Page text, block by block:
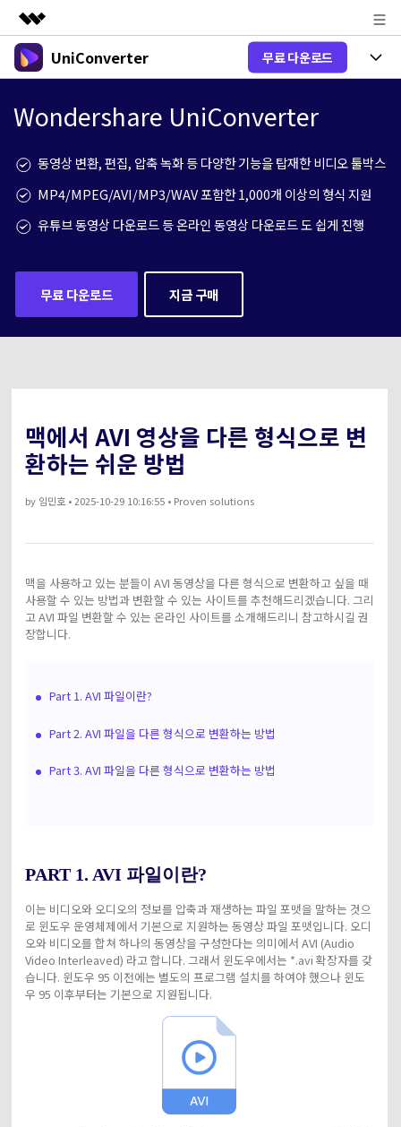
주요 제품
유틸리티
솔루션
뉴스룸
플랜 및 가격
UniConverter 무료 다운로드
유니컨버터-맥 버전
음성 텍스트 변환
음성/동영상을 텍스트로 빠르고 정확
하게 변환하세요.
동영상 변환
업그레이드된 뛰어난 지능형 변환 프로
그램을 경험해 보세요.
AI 기능
비디오/오디오
온라인 도구
오디오 변환
New
온라인 영상 편집기
온라인 사진 편집기
V17 업그레이드
블로그
동영상 자르기
Hot
DVD / CD 사용자
소셜 미디어 사용자
더 많은 솔루션 알아보기
도움
Wondershare UniConverter를 어떻게 사용하나요?
고객센터
UniConverter 사용에 필요한 모든 정보 및 문제 해결.
새로운 정보
UniConverter 각 버전의 최신 업데이트 정보를 알아보세요.
구매하기 온라인으로 시작하기
로그인
search
Wondershare UniConverter
동영상 변환, 편집, 압축 녹화 등 다양한 기능을 탑재한 비디오 툴박스
MP4/MPEG/AVI/MP3/WAV 포함한 1,000개 이상의 형식 지원
유튜브 동영상 다운로드 등 온라인 동영상 다운로드 도 쉽게 진행
무료 다운로드 지금 구매
맥에서 AVI 영상을 다른 형식으로 변
환하는 쉬운 방법
by임민호• 2025-10-29 10:16:55 • Proven solutions
맥을 사용하고 있는 분들이 AVI 동영상을 다른 형식으로 변환하고 싶을 때
사용할 수 있는 방법과 변환할 수 있는 사이트를 추천해드리겠습니다. 그리
고 AVI 파일 변환할 수 있는 온라인 사이트를 소개해드리니 참고하시길 권
장합니다.
Part 1. AVI 파일이란?
Part 2. AVI 파일을 다른 형식으로 변환하는 방법
Part 3. AVI 파일을 다른 형식으로 변환하는 방법
PART 1. AVI 파일이란?
이는 비디오와 오디오의 정보를 압축과 재생하는 파일 포맷을 말하는 것으
로 윈도우 운영체제에서 기본으로 지원하는 동영상 파일 포맷입니다. 오디
오와 비디오를 합쳐 하나의 동영상을 구성한다는 의미에서 AVI (Audio
Video Interleaved) 라고 합니다. 그래서 윈도우에서는 *.avi 확장자를 갖
습니다. 윈도우 95 이전에는 별도의 프로그램 설치를 하여야 했으나 윈도
우 95 이후부터는 기본으로 지원됩니다.